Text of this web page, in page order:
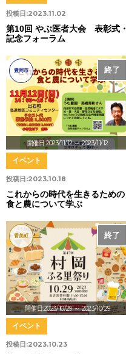
投稿日:2023.11.02
第10回 やぶ医者大会 表彰式・
記念フォーラム
開催日:2023/11/12～ 2023/11/12
終了
豊岡市
投稿日:2023.10.18
イベント
これからの時代を生きるための
食と農について学ぶ
開催日:2023/10/29～ 2023/10/29
終了
香美町
投稿日:2023.10.23
イベント